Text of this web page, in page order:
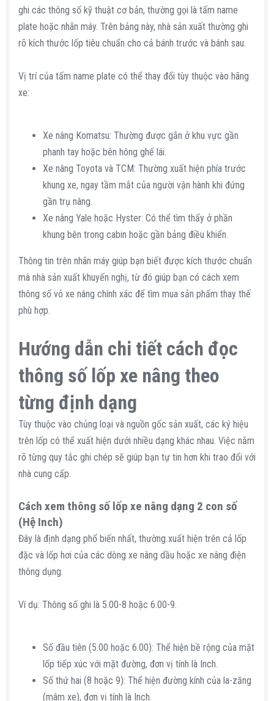
ghi các thông số kỹ thuật cơ bản, thường gọi là tấm name
plate hoặc nhãn máy. Trên bảng này, nhà sản xuất thường ghi
rõ kích thước lốp tiêu chuẩn cho cả bánh trước và bánh sau.
Vị trí của tấm name plate có thể thay đổi tùy thuộc vào hãng
xe:
Xe nâng Komatsu: Thường được gắn ở khu vực gần
phanh tay hoặc bên hông ghế lái.
Xe nâng Toyota và TCM: Thường xuất hiện phía trước
khung xe, ngay tầm mắt của người vận hành khi đứng
gần trụ nâng.
Xe nâng Yale hoặc Hyster: Có thể tìm thấy ở phần
khung bên trong cabin hoặc gần bảng điều khiển.
Thông tin trên nhãn máy giúp bạn biết được kích thước chuẩn
mà nhà sản xuất khuyến nghị, từ đó giúp bạn có cách xem
thông số vỏ xe nâng chính xác để tìm mua sản phẩm thay thế
phù hợp.
Hướng dẫn chi tiết cách đọc
thông số lốp xe nâng theo
từng định dạng​
Tùy thuộc vào chủng loại và nguồn gốc sản xuất, các ký hiệu
trên lốp có thể xuất hiện dưới nhiều dạng khác nhau. Việc nắm
rõ từng quy tắc ghi chép sẽ giúp bạn tự tin hơn khi trao đổi với
nhà cung cấp.
Cách xem thông số lốp xe nâng dạng 2 con số
(Hệ Inch)​
Đây là định dạng phổ biến nhất, thường xuất hiện trên cả lốp
đặc và lốp hơi của các dòng xe nâng dầu hoặc xe nâng điện
thông dụng.
Ví dụ: Thông số ghi là 5.00-8 hoặc 6.00-9.
Số đầu tiên (5.00 hoặc 6.00): Thể hiện bề rộng của mặt
lốp tiếp xúc với mặt đường, đơn vị tính là Inch.
Số thứ hai (8 hoặc 9): Thể hiện đường kính của la-zăng
(mâm xe), đơn vị tính là Inch.